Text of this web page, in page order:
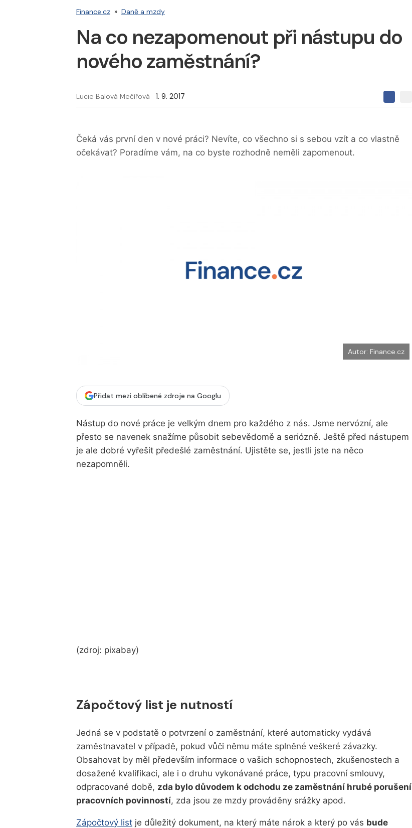
Finance.cz » Daně a mzdy
Na co nezapomenout při nástupu do
nového zaměstnání?
Lucie Balová Mečířová 1. 9. 2017
S
l
S
j
Čeká vás první den v nové práci? Nevíte, co všechno si s sebou vzít a co vlastně
očekávat? Poradíme vám, na co byste rozhodně neměli zapomenout.
Autor: Finance.cz
Přidat mezi oblíbené zdroje na Googlu
Nástup do nové práce je velkým dnem pro každého z nás. Jsme nervózní, ale
přesto se navenek snažíme působit sebevědomě a seriózně. Ještě před nástupem
je ale dobré vyřešit předešlé zaměstnání. Ujistěte se, jestli jste na něco
nezapomněli.
(zdroj: pixabay)
Zápočtový list je nutností
Jedná se v podstatě o potvrzení o zaměstnání, které automaticky vydává
zaměstnavatel v případě, pokud vůči němu máte splněné veškeré závazky.
Obsahovat by měl především informace o vašich schopnostech, zkušenostech a
dosažené kvalifikaci, ale i o druhu vykonávané práce, typu pracovní smlouvy,
odpracované době, zda bylo důvodem k odchodu ze zaměstnání hrubé porušení
pracovních povinností, zda jsou ze mzdy prováděny srážky apod.
Zápočtový list je důležitý dokument, na který máte nárok a který po vás bude